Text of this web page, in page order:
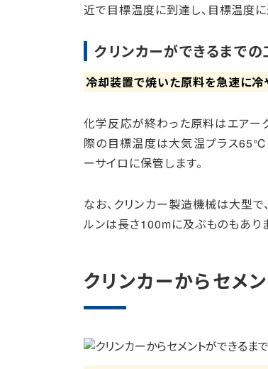
近で目標温度に到達し、目標温度
クリンカーができるまで
冷却装置で焼いた原料を急速に冷
化学反応が終わった原料はエアー
際の目標温度は大気温プラス65℃
ーサイロに保管します。
なお、クリンカー製造機械は大型
ルンは長さ100mに及ぶものもあり
クリンカーからセメ